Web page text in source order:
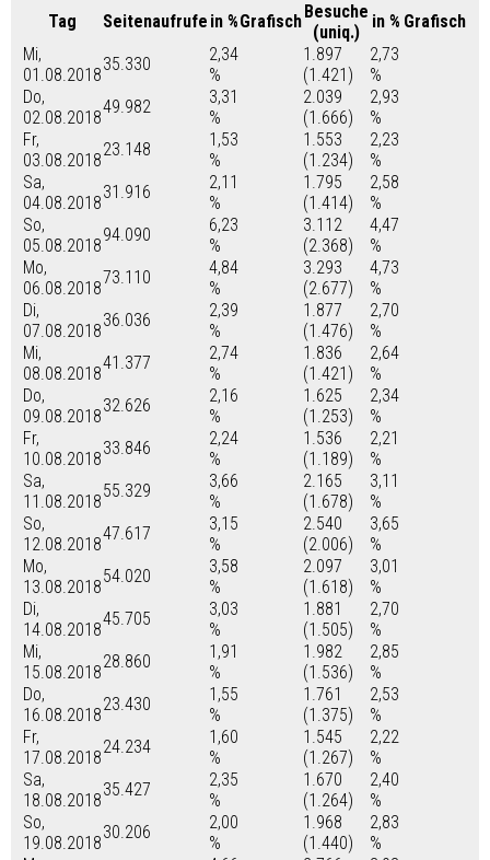
Tag Seitenaufrufe in %GrafischBesuche
(uniq.)
in % Grafisch
Mi,
01.08.2018
35.330
2,34
%
1.897
(1.421)
2,73
%
Do,
02.08.2018
49.982
3,31
%
2.039
(1.666)
2,93
%
Fr,
03.08.2018
23.148
1,53
%
1.553
(1.234)
2,23
%
Sa,
04.08.2018
31.916
2,11
%
1.795
(1.414)
2,58
%
So,
05.08.2018
94.090
6,23
%
3.112
(2.368)
4,47
%
Mo,
06.08.2018
73.110
4,84
%
3.293
(2.677)
4,73
%
Di,
07.08.2018
36.036
2,39
%
1.877
(1.476)
2,70
%
Mi,
08.08.2018
41.377
2,74
%
1.836
(1.421)
2,64
%
Do,
09.08.2018
32.626
2,16
%
1.625
(1.253)
2,34
%
Fr,
10.08.2018
33.846
2,24
%
1.536
(1.189)
2,21
%
Sa,
11.08.2018
55.329
3,66
%
2.165
(1.678)
3,11
%
So,
12.08.2018
47.617
3,15
%
2.540
(2.006)
3,65
%
Mo,
13.08.2018
54.020
3,58
%
2.097
(1.618)
3,01
%
Di,
14.08.2018
45.705
3,03
%
1.881
(1.505)
2,70
%
Mi,
15.08.2018
28.860
1,91
%
1.982
(1.536)
2,85
%
Do,
16.08.2018
23.430
1,55
%
1.761
(1.375)
2,53
%
Fr,
17.08.2018
24.234
1,60
%
1.545
(1.267)
2,22
%
Sa,
18.08.2018
35.427
2,35
%
1.670
(1.264)
2,40
%
So,
19.08.2018
30.206
2,00
%
1.968
(1.440)
2,83
%